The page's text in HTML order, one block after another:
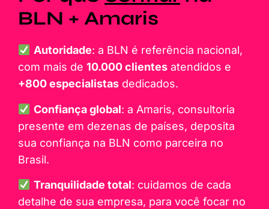
BLN + Amaris
Autoridade: a BLN é referência nacional,
com mais de 10.000 clientes atendidos e
+800 especialistas dedicados.
Confiança global: a Amaris, consultoria
presente em dezenas de países, deposita
sua confiança na BLN como parceira no
Brasil.
Tranquilidade total: cuidamos de cada
detalhe de sua empresa, para você focar no